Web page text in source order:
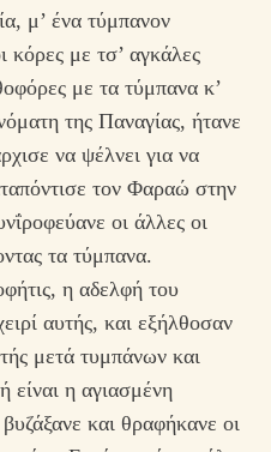
μ’ ένα τύμπανον
κόρες με τσ’ αγκάλες
με τα τύμπανα κ’
της Παναγίας, ήτανε
να ψέλνει για να
τον Φαραώ στην
οι άλλες οι
τα τύμπανα.
η αδελφή του
αυτής, και εξήλθοσαν
μετά τυμπάνων και
η αγιασμένη
και θραφήκανε οι